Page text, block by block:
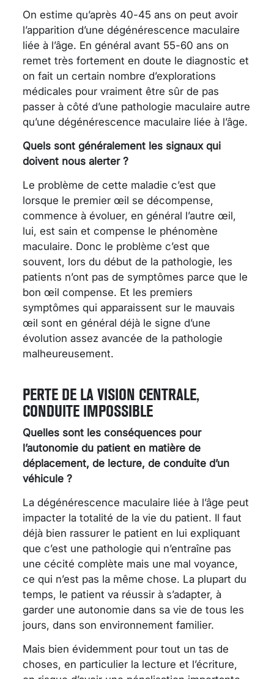
On estime qu’après 40-45 ans on peut avoir
l’apparition d’une dégénérescence maculaire
liée à l’âge. En général avant 55-60 ans on
remet très fortement en doute le diagnostic et
on fait un certain nombre d’explorations
médicales pour vraiment être sûr de pas
passer à côté d’une pathologie maculaire autre
qu’une dégénérescence maculaire liée à l’âge.
Quels sont généralement les signaux qui
doivent nous alerter ?
Le problème de cette maladie c’est que
lorsque le premier œil se décompense,
commence à évoluer, en général l’autre œil,
lui, est sain et compense le phénomène
maculaire. Donc le problème c’est que
souvent, lors du début de la pathologie, les
patients n’ont pas de symptômes parce que le
bon œil compense. Et les premiers
symptômes qui apparaissent sur le mauvais
œil sont en général déjà le signe d’une
évolution assez avancée de la pathologie
malheureusement.
PERTE DE LA VISION CENTRALE,
CONDUITE IMPOSSIBLE
Quelles sont les conséquences pour
l’autonomie du patient en matière de
déplacement, de lecture, de conduite d’un
véhicule ?
La dégénérescence maculaire liée à l’âge peut
impacter la totalité de la vie du patient. Il faut
déjà bien rassurer le patient en lui expliquant
que c’est une pathologie qui n’entraîne pas
une cécité complète mais une mal voyance,
ce qui n’est pas la même chose. La plupart du
temps, le patient va réussir à s’adapter, à
garder une autonomie dans sa vie de tous les
jours, dans son environnement familier.
Mais bien évidemment pour tout un tas de
choses, en particulier la lecture et l’écriture,